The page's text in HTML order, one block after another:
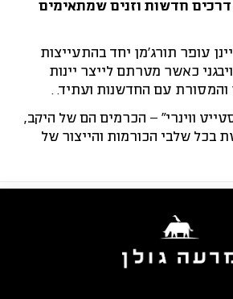
חדשות וזנים שמתאימים
עופר תורג’מן יחד בהתעייצות
כאשר מטרתם לייצר יינות
עם החדשנות ועתיד. .
ווינרי” – הכרמים הם של היקב,
בכל שלבי הכורמות והייצור של